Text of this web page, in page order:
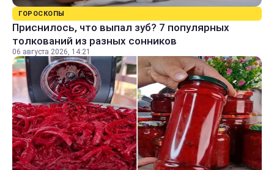
ГОРОСКОПЫ
Приснилось, что выпал зуб? 7 популярных
толкований из разных сонников
06 августа 2026, 14:21